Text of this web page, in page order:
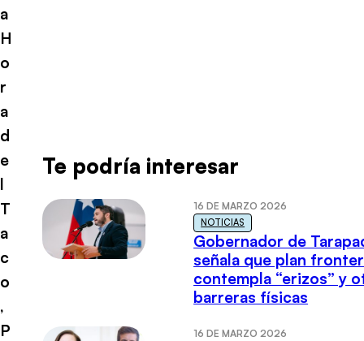
a
H
o
r
a
d
e
l
T
a
c
o
,
P
Te podría interesar
16 DE MARZO 2026
NOTICIAS
Gobernador de
señala que plan
contempla “erizos” y
barreras físicas
16 DE MARZO 2026